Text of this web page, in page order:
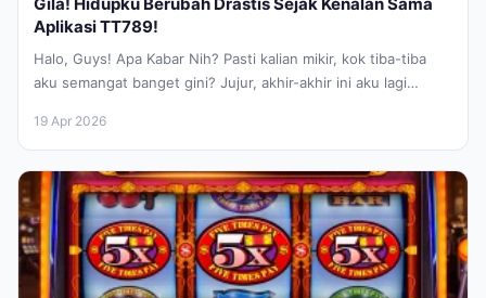
Aplikasi TT789!
Halo, Guys! Apa Kabar Nih? Pasti kalian mikir, kok tiba-tiba
aku semangat banget gini? Jujur, akhir-akhir ini aku lagi
19 Apr 2026